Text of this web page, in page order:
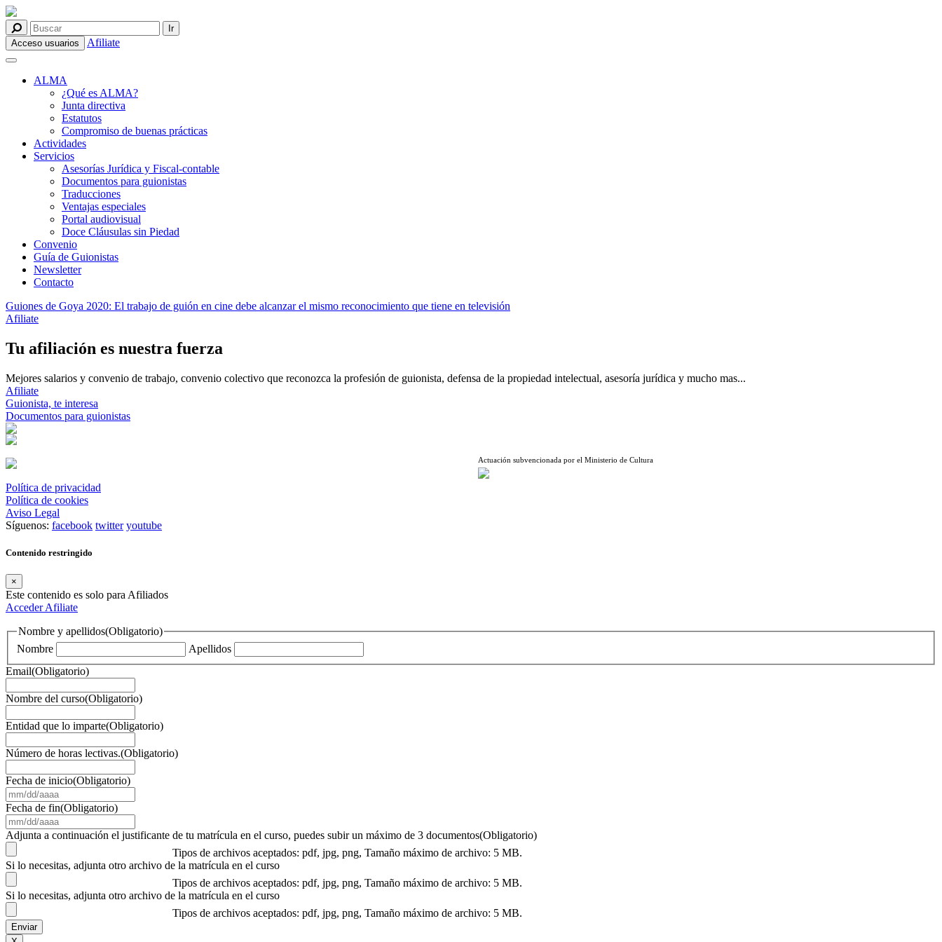
Acceso usuarios Afiliate
ALMA
¿Qué es ALMA?
Junta directiva
Estatutos
Compromiso de buenas prácticas
Actividades
Servicios
Asesorías Jurídica y Fiscal-contable
Documentos para guionistas
Traducciones
Ventajas especiales
Portal audiovisual
Doce Cláusulas sin Piedad
Convenio
Guía de Guionistas
Newsletter
Contacto
Guiones de Goya 2020: El trabajo de guión en cine debe alcanzar el mismo reconocimiento que tiene en televisión
Afiliate
Tu afiliación es nuestra fuerza
Mejores salarios y convenio de trabajo, convenio colectivo que reconozca la profesión de guionista, defensa de la propiedad intelectual, asesoría jurídica y mucho mas...
Afiliate
Guionista, te interesa
Documentos para guionistas
Actuación subvencionada por el Ministerio de Cultura
Política de privacidad
Política de cookies
Aviso Legal
Síguenos: facebook twitter youtube
Contenido restringido
×
Este contenido es solo para Afiliados
AccederAfiliate
Nombre y apellidos(Obligatorio)
Nombre
Apellidos
Email(Obligatorio)
Nombre del curso(Obligatorio)
Entidad que lo imparte(Obligatorio)
Número de horas lectivas.(Obligatorio)
Fecha de inicio(Obligatorio)
barra
DD
barra
AAAA
Fecha de fin(Obligatorio)
barra
AAAA
Adjunta a continuación el justificante de tu matrícula en el curso, puedes subir un máximo de 3 documentos(Obligatorio)
Tipos de archivos aceptados: pdf, jpg, png, Tamaño máximo de archivo: 5 MB.
Si lo necesitas, adjunta otro archivo de la matrícula en el curso
Tipos de archivos aceptados: pdf, jpg, png, Tamaño máximo de archivo: 5 MB.
Si lo necesitas, adjunta otro archivo de la matrícula en el curso
Tipos de archivos aceptados: pdf, jpg, png, Tamaño máximo de archivo: 5 MB.